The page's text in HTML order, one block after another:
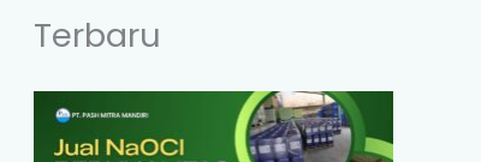
Terbaru